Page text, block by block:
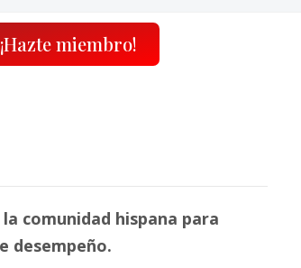
¡Hazte miembro!
comunidad hispana para
desempeño.